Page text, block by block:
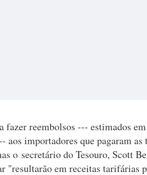
fazer reembolsos --- estimados
aos importadores que pagaram
o secretário do Tesouro, Scott
"resultarão em receitas tarifárias